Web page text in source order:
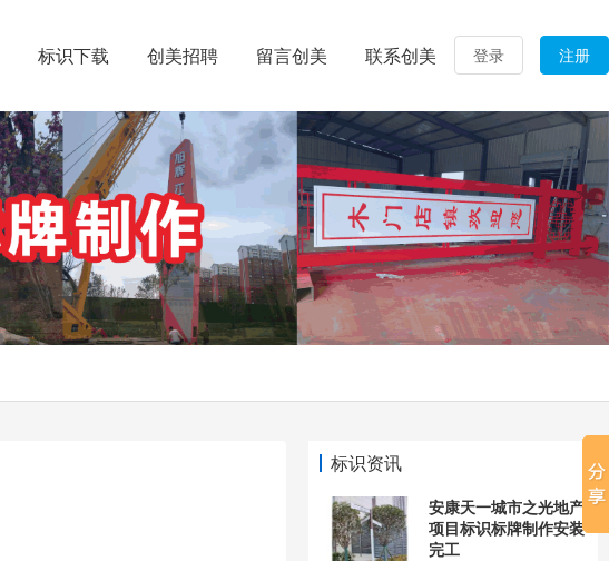
登录 注册
标识下载 创美招聘 留言创美 联系创美
标识资讯
安康天一城市之光地产
项目标识标牌制作安装
完工